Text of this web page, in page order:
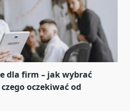
dla firm – jak wybrać
oczekiwać od